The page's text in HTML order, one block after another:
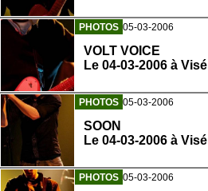
PHOTOS 05-03-2006
VOLT VOICE
Le 04-03-2006 à Visé
PHOTOS 05-03-2006
SOON
Le 04-03-2006 à Visé
PHOTOS 05-03-2006